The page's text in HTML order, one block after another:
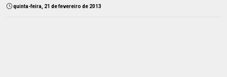
quinta-feira, 21 de fevereiro de 2013